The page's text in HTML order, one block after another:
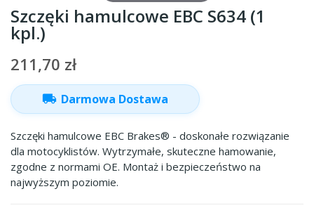
Szczęki hamulcowe EBC S634 (1
kpl.)
211,70 zł
local_shipping Darmowa Dostawa
Szczęki hamulcowe EBC Brakes® - doskonałe rozwiązanie
dla motocyklistów. Wytrzymałe, skuteczne hamowanie,
zgodne z normami OE. Montaż i bezpieczeństwo na
najwyższym poziomie.